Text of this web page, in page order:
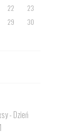
22
23
29
30
- Dzień